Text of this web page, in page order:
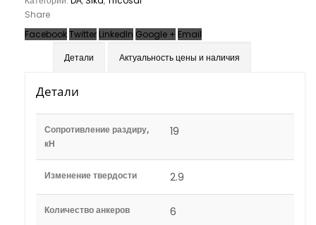
Share
FacebookTwitter LinkedIn Google + Email
Детали
Актуальность цены и наличия
Детали
Сопротивление раздиру,
кН
19
Изменение твердости 2.9
Количество анкеров 6